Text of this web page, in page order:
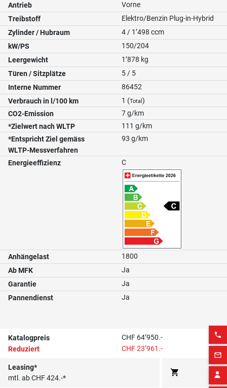
phone
mail_outline
Antrieb
Vorne
Treibstoff
Elektro/Benzin Plug-in-Hybrid
Zylinder / Hubraum
4 / 1’498 ccm
kW/PS
150/204
Leergewicht
1’878 kg
Türen / Sitzplätze
5 / 5
Interne Nummer
86452
Verbrauch in l/100 km
1 (Total )
CO2-Emission
7 g/km
*Zielwert nach WLTP
111 g/km
*Entspricht Ziel gemäss
WLTP-Messverfahren
93 g/km
Energieeffizienz C
Anhängelast
1800
Ab MFK
Ja
Garantie
Ja
Pannendienst
Ja
Katalogpreis
CHF 64’950.-
Reduziert
CHF 23’961.-
Leasing*
mtl. ab CHF 424.-*
shopping_cart